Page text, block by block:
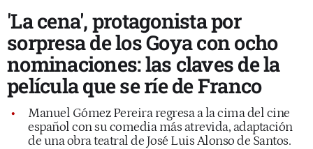
'La cena', protagonista por
sorpresa de los Goya con ocho
nominaciones: las claves de la
película que se ríe de Franco
Manuel Gómez Pereira regresa a la cima del cine
español con su comedia más atrevida, adaptación
de una obra teatral de José Luis Alonso de Santos.